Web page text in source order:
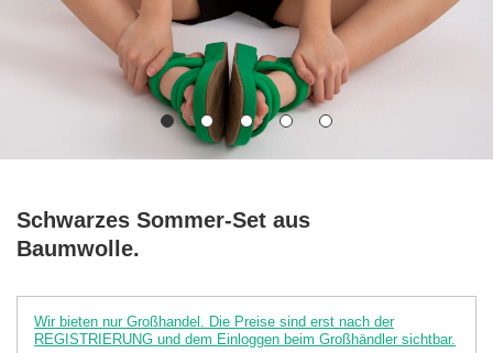
Schwarzes Sommer-Set aus
Baumwolle.
Wir bieten nur Großhandel. Die Preise sind erst nach der
REGISTRIERUNG und dem Einloggen beim Großhändler sichtbar.